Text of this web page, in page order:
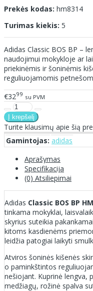
Prekės kodas: hm8314
Turimas kiekis: 5
Adidas Classic BOS BP –
naudojimui mokykloje ar
priekinėmis ir šoninėmis
reguliuojamomis
€3299 su PVM
Turite klausimų apie šią
Gamintojas: adidas
Aprašymas
Specifikacija
(0) Atsiliepimai
Adidas Classic BOS BP
tinkama mokyklai,
skyrius suteikia
kitoms kasdienėms
leidžia patogiai laikyti
Atviros šoninės kišenės
o paminkštintos
nešiojant. Kuprinė lengva,
medžiagų, rožinė spalva